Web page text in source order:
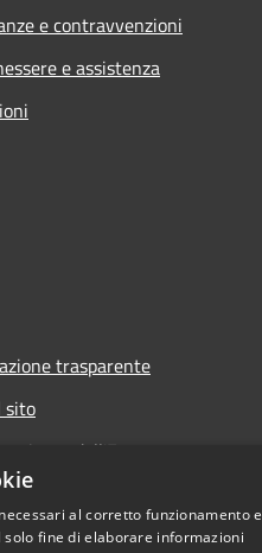
e contravvenzioni
e assistenza
trasparente
sito
privacy dell'Ente
di accessibilità
al corretto funzionamento e
fine di elaborare informazioni